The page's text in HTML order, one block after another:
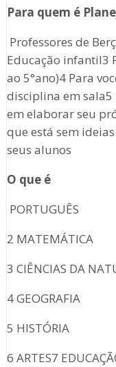
Para quem é
Professores de
Educação infantil3
ao 5°ano)4 Para
disciplina em sala5
em elaborar seu
que está sem
seus alunos
O que é
PORTUGUÊS
2 MATEMÁTICA
3 CIÊNCIAS DA
4 GEOGRAFIA
5 HISTÓRIA
6 ARTES7